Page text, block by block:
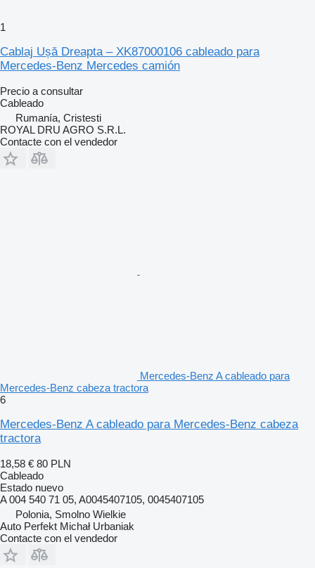
1
Cablaj Ușă Dreapta – XK87000106 cableado para
Mercedes-Benz Mercedes camión
Precio a consultar
Cableado
Rumanía, Cristesti
ROYAL DRU AGRO S.R.L.
Contacte con el vendedor
Mercedes-Benz A cableado para
Mercedes-Benz cabeza tractora
6
Mercedes-Benz A cableado para Mercedes-Benz cabeza
tractora
18,58 € 80 PLN
Cableado
Estado nuevo
A 004 540 71 05, A0045407105, 0045407105
Polonia, Smolno Wielkie
Auto Perfekt Michał Urbaniak
Contacte con el vendedor